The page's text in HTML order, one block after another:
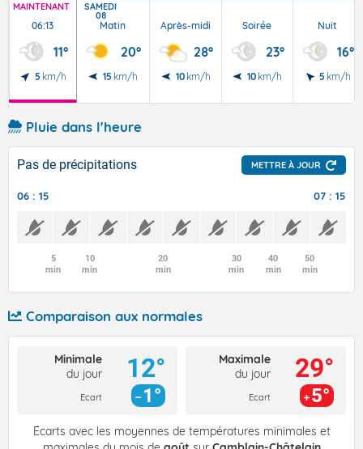
MAINTENANT
06:13
11°
5 km/h
SAMEDI
08
Matin
20°
15 km/h
Après-midi
28°
10 km/h
Soirée
23°
10 km/h
Nuit
16°
5 km/h
Pluie dans l'heure
Pas de précipitations METTRE À JOUR
06 : 15 07 : 15
5
min
10
min
20
min
30
min
40
min
50
min
Comparaison aux normales
Minimale
du jour
Ecart
12°
1°
Maximale
du jour
Ecart
29°
5°
Écarts avec les moyennes de températures minimales et